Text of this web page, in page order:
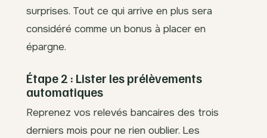
surprises. Tout ce qui arrive en plus sera
considéré comme un bonus à placer en
épargne.
Étape 2 : Lister les prélèvements
automatiques
Reprenez vos relevés bancaires des trois
derniers mois pour ne rien oublier. Les